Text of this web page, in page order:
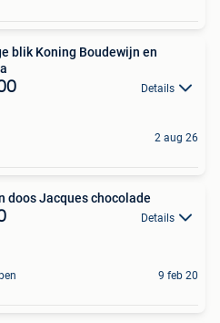
blik Koning Boudewijn en
Details
2 aug 26
doos Jacques chocolade
Details
9 feb 20